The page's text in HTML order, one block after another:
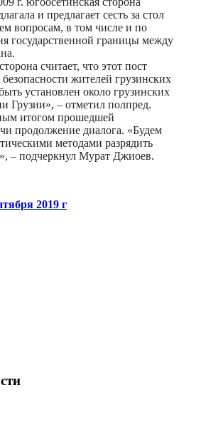
и предлагает сесть за стол
вопросам, в том числе и по
государственной границы между
считает, что этот пост
жителей грузинских
установлен около грузинских
Грузии», – отметил полпред.
итогом прошедшей
продолжение диалога. «Будем
методами разрядить
– подчеркнул Мурат Джиоев.
2019 г